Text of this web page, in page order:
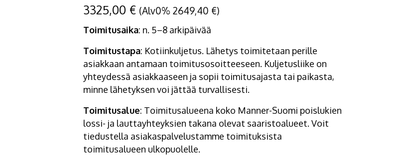
3325,00 € (Alv0% 2649,40 €)
Toimitusaika: n. 5–8arkipäivää
Toimitustapa: Kotiinkuljetus. Lähetys toimitetaan perille
asiakkaan antamaan toimitusosoitteeseen. Kuljetusliike on
yhteydessä asiakkaaseen ja sopii toimitusajasta tai paikasta,
minne lähetyksen voi jättää turvallisesti.
Toimitusalue: Toimitusalueena koko Manner-Suomi poislukien
lossi- ja lauttayhteyksien takana olevat saaristoalueet. Voit
tiedustella asiakaspalvelustamme toimituksista
toimitusalueen ulkopuolelle.